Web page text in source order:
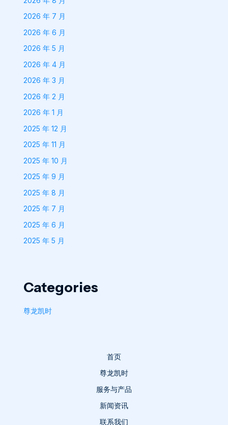
2026 年 7 月
2026 年 6 月
2026 年 5 月
2026 年 4 月
2026 年 3 月
2026 年 2 月
2026 年 1 月
2025 年 12 月
2025 年 11 月
2025 年 10 月
2025 年 9 月
2025 年 8 月
2025 年 7 月
2025 年 6 月
2025 年 5 月
Categories
尊龙凯时
首页
尊龙凯时
服务与产品
新闻资讯
联系我们